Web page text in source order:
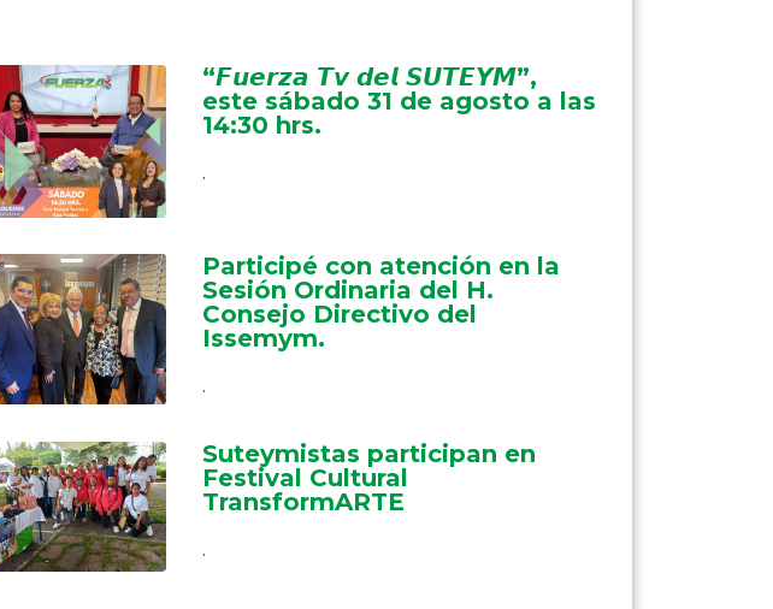
“𝙁𝙪𝙚𝙧𝙯𝙖 𝙏𝙫 𝙙𝙚𝙡 𝙎𝙐𝙏𝙀𝙔𝙈”,
este sábado 31 de agosto a las
14:30 hrs.
.
Participé con atención en la
Sesión Ordinaria del H.
Consejo Directivo del
Issemym.
.
Suteymistas participan en
Festival Cultural
TransformARTE
.